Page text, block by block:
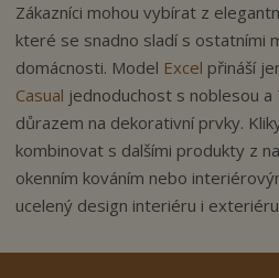
Zákazníci mohou vybírat z
které se snadno sladí s ostatními
domácnosti. Model Excel přináší
Casual jednoduchost s noblesou a
důrazem na dekorativní prvky.
kombinovat s dalšími produkty z
okenním kováním nebo
ucelený design interiéru i